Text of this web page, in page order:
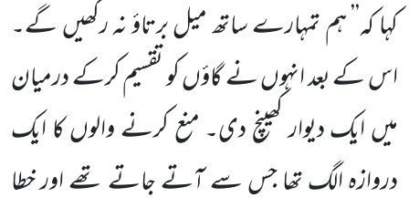
کہا کہ’’ ہمتمہارے ساتھ میل برتاؤ نہ رکھیں گے۔
اس کے بعد انہوں نے گاؤں کو تقسیم کرکے درمیان
میں ایک دیوار کھینچ دی۔ منع کرنےوالوں کا ایک
دروازہ الگ تھا جس سے آتے جاتے تھے اور خطا